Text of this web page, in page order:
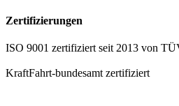
Zertifizierungen
ISO 9001 zertifiziert seit 2013 von
KraftFahrt-bundesamt zertifiziert